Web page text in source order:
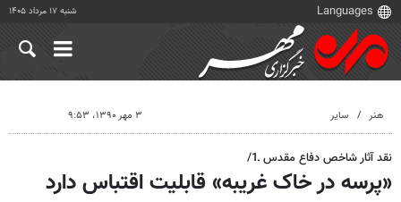
شنبه ۱۷ مرداد ۱۴۰۵
هنر سایر ۳ مهر ۱۳۹۰، ۹:۵۳
نقد آثار شاخص دفاع مقدس ـ1/
«پرسه در خاک غریبه» قابلیت اقتباس دارد